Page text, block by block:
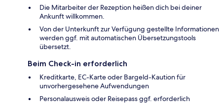
Die Mitarbeiter der Rezeption heißen dich bei deiner
Ankunft willkommen.
Von der Unterkunft zur Verfügung gestellte Informationen
werden ggf. mit automatischen Übersetzungstools
übersetzt.
Beim Check-in erforderlich
Kreditkarte, EC-Karte oder Bargeld-Kaution für
unvorhergesehene Aufwendungen
Personalausweis oder Reisepass ggf. erforderlich